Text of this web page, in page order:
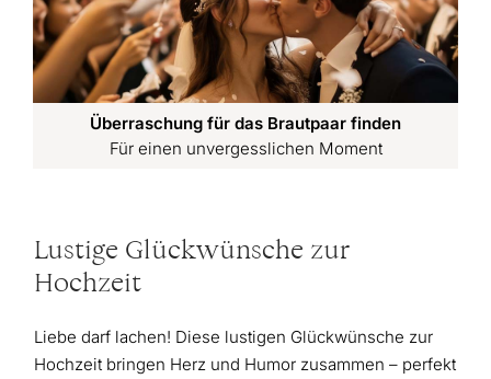
Überraschung für das Brautpaar finden
Für einen unvergesslichen Moment
Lustige Glückwünsche zur
Hochzeit
Liebe darf lachen! Diese lustigen Glückwünsche zur
Hochzeit bringen Herz und Humor zusammen – perfekt